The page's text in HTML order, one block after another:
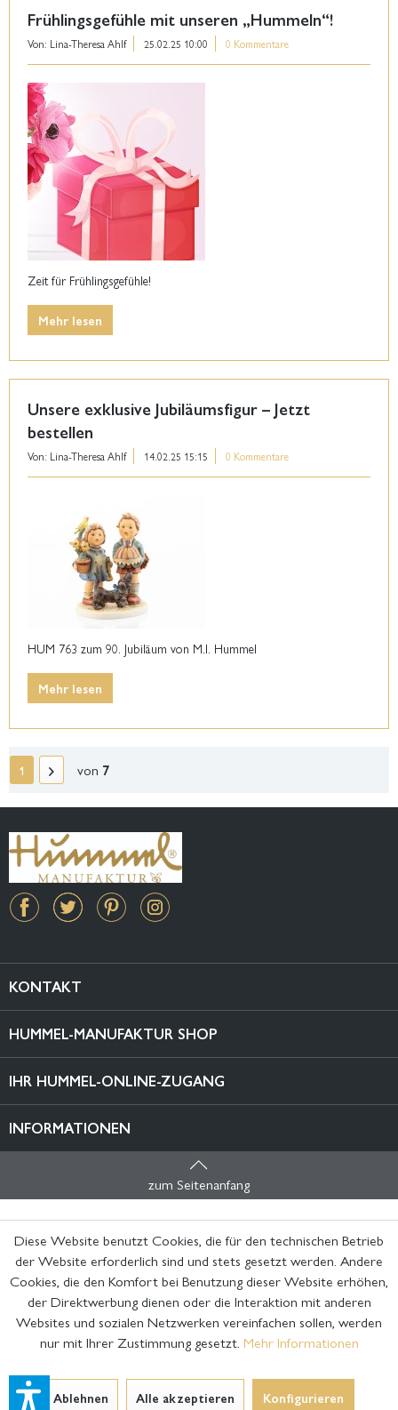
Frühlingsgefühle mit unseren „Hummeln“!
Von: Lina-Theresa Ahlf 25.02.25 10:00 0 Kommentare
Zeit für Frühlingsgefühle!
Mehr lesen
Unsere exklusive Jubiläumsfigur – Jetzt
bestellen
Von: Lina-Theresa Ahlf 14.02.25 15:15 0 Kommentare
HUM 763 zum 90. Jubiläum von M.I. Hummel
Mehr lesen
1 von 7
KONTAKT
HUMMEL-MANUFAKTUR SHOP
IHR HUMMEL-ONLINE-ZUGANG
INFORMATIONEN
zum Seitenanfang
Diese Website benutzt Cookies, die für den technischen Betrieb
der Website erforderlich sind und stets gesetzt werden. Andere
Cookies, die den Komfort bei Benutzung dieser Website erhöhen,
der Direktwerbung dienen oder die Interaktion mit anderen
Websites und sozialen Netzwerken vereinfachen sollen, werden
nur mit Ihrer Zustimmung gesetzt. Mehr Informationen
Ablehnen Alle akzeptieren Konfigurieren